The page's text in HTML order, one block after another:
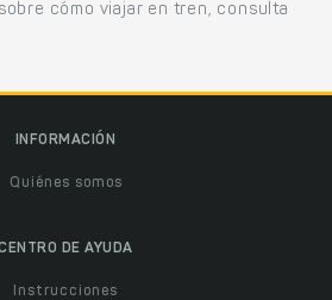
cómo viajar en tren, consulta
INFORMACIÓN
Quiénes somos
DE AYUDA
Instrucciones